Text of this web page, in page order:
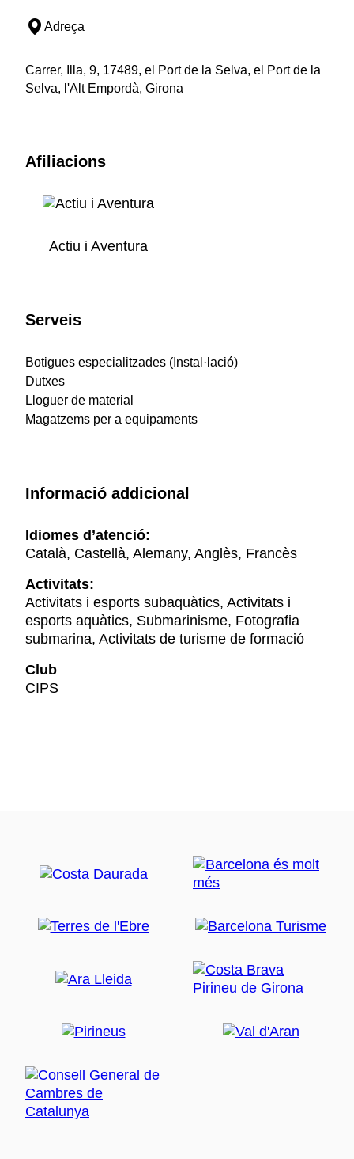
Adreça
Carrer, Illa, 9, 17489, el Port de la Selva, el Port de la
Selva, l'Alt Empordà, Girona
Afiliacions
Actiu i Aventura
Serveis
Botigues especialitzades (Instal·lació)
Dutxes
Lloguer de material
Magatzems per a equipaments
Informació addicional
Idiomes d’atenció:
Català, Castellà, Alemany, Anglès, Francès
Activitats:
Activitats i esports subaquàtics, Activitats i
esports aquàtics, Submarinisme, Fotografia
submarina, Activitats de turisme de formació
Club
CIPS